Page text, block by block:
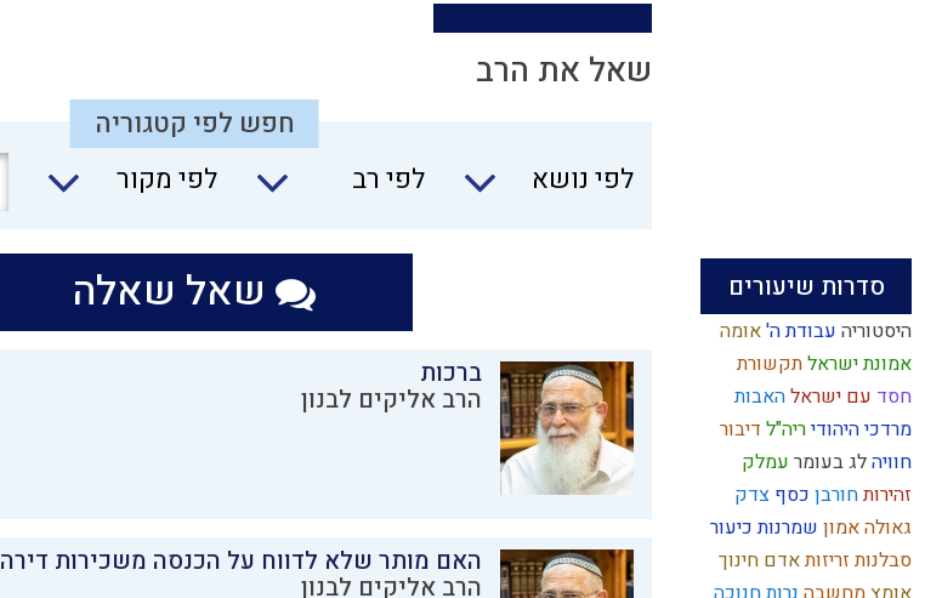
סדרות שיעורים
היסטוריה עבודת ה'אומה
אמונת ישראלתקשורת
חסד עם ישראלהאבות
מרדכי היהודיריה"ל דיבור
חוויהלג בעומר עמלק
זהירותחורבן כסף צדק
גאולהאמון שמרנותכיעור
סבלנותזריזותאדם חינוך
שאל את הרב
חפש לפי קטגוריה
לפי נושא
לפי רב לפי מקור
שאל שאלה
ברכות
הרב אליקים לבנון
האם מותר שלא לדווח על הכנסה משכירות דירה
הרב אליקים לבנון